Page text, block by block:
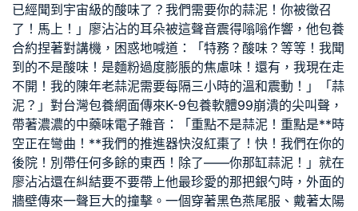
已經聞到宇宙級的酸味了？我們需要你的蒜泥！你被徵召
了！馬上！」廖沾沾的耳朵被這聲音震得嗡嗡作響，他包養
合約捏著對講機，困惑地喊道：「特務？酸味？等等！我聞
到的不是酸味！是麵粉過度膨脹的焦慮味！還有，我現在走
不開！我的陳年老蒜泥需要每隔三小時的溫和震動！」「蒜
泥？」對台灣包養網面傳來K-9包養軟體99崩潰的尖叫聲，
帶著濃濃的中藥味電子雜音：「重點不是蒜泥！重點是**時
空正在彎曲！**我們的推進器快沒紅棗了！快！我們在你的
後院！別帶任何多餘的東西！除了——你那缸蒜泥！」就在
廖沾沾還在糾結要不要帶上他最珍愛的那把銀勺時，外面的
牆壁傳來一聲巨大的撞擊。一個穿著黑色燕尾服、戴著太陽